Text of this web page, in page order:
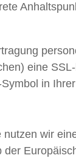
eine
in
wir